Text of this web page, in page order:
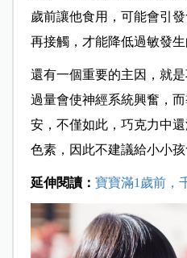
歲前讓他食用，可能會引
再接觸，才能降低過敏發生
還有一個重要的主因，就
過量會使神經系統興奮，
安，不僅如此，巧克力中
色素，因此不建議給小小孩
延伸閱讀： 寶寶滿1歲前，